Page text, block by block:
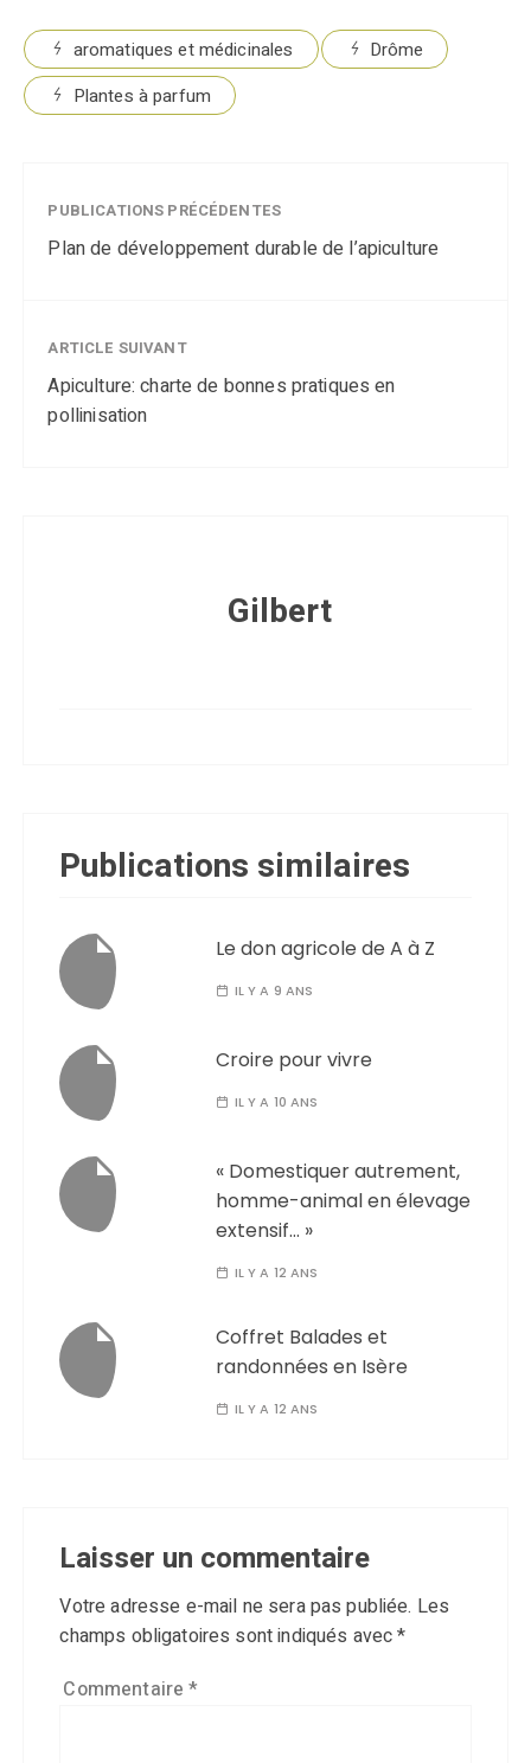
aromatiques et médicinales
Drôme
Plantes à parfum
PUBLICATIONS PRÉCÉDENTES
Plan de développement durable de l’apiculture
ARTICLE SUIVANT
Apiculture: charte de bonnes pratiques en
pollinisation
Gilbert
Publications similaires
Le don agricole de A à Z
IL Y A 9 ANS
Croire pour vivre
IL Y A 10 ANS
« Domestiquer autrement,
homme-animal en élevage
extensif… »
IL Y A 12 ANS
Coffret Balades et
randonnées en Isère
IL Y A 12 ANS
Laisser un commentaire
Votre adresse e-mail ne sera pas publiée. Les
champs obligatoires sont indiqués avec*
Commentaire*